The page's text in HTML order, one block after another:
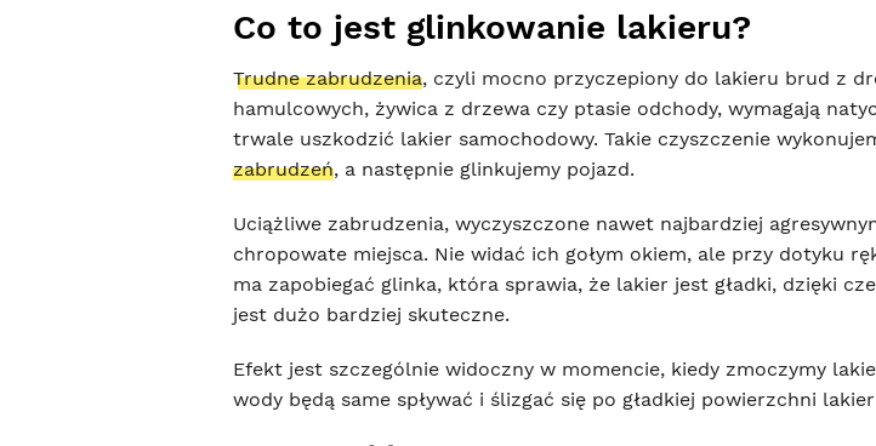
Co to jest glinkowanie lakieru?
Trudne zabrudzenia, czyli mocno przyczepiony do lakieru brud z
hamulcowych, żywica z drzewa czy ptasie odchody, wymagają
trwale uszkodzić lakier samochodowy. Takie czyszczenie
zabrudzeń, a następnie glinkujemy pojazd.
Uciążliwe zabrudzenia, wyczyszczone nawet najbardziej
chropowate miejsca. Nie widać ich gołym okiem, ale przy dotyku
ma zapobiegać glinka, która sprawia, że lakier jest gładki, dzięki
jest dużo bardziej skuteczne.
Efekt jest szczególnie widoczny w momencie, kiedy zmoczymy
wody będą same spływać i ślizgać się po gładkiej powierzchni